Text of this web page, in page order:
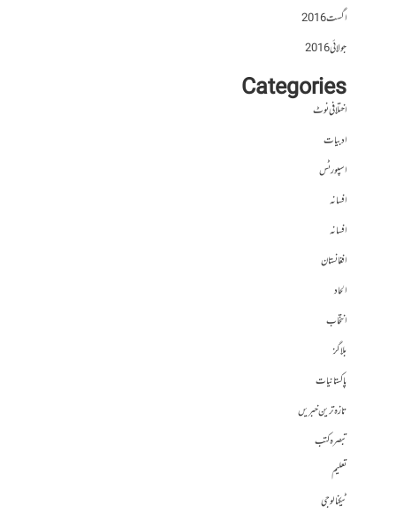
اگست 2016
جولائی 2016
Categories
اختلافی نوٹ
ادبیات
اسپورٹس
افسانہ
افسانہ
افغانستان
الحاد
انتخاب
بلاگز
پاکستانیات
تازہ ترین خبریں
تبصرہ کتب
تعلیم
ٹیکنالوجی